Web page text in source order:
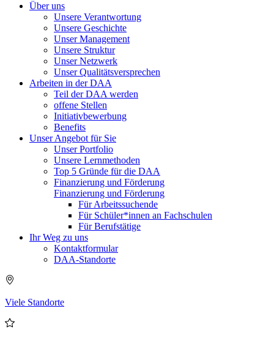
Über uns
Unsere Verantwortung
Unsere Geschichte
Unser Management
Unsere Struktur
Unser Netzwerk
Unser Qualitätsversprechen
Arbeiten in der DAA
Teil der DAA werden
offene Stellen
Initiativbewerbung
Benefits
Unser Angebot für Sie
Unser Portfolio
Unsere Lernmethoden
Top 5 Gründe für die DAA
Finanzierung und Förderung
Finanzierung und Förderung
Für Arbeitssuchende
Für Schüler*innen an Fachschulen
Für Berufstätige
Ihr Weg zu uns
Kontaktformular
DAA-Standorte
Viele Standorte